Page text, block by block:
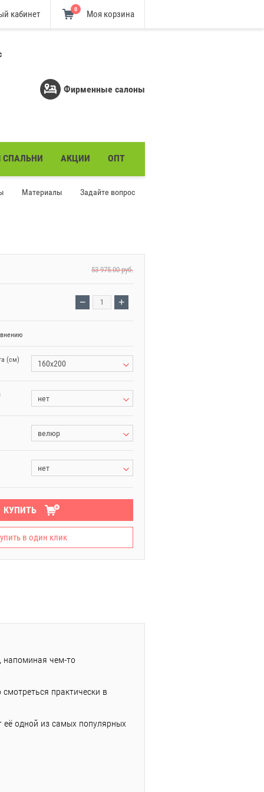
кабинет Моя корзина
0
Фирменные салоны
СПАЛЬНИ АКЦИИ ОПТ
Материалы Задайте вопрос
53 975.00руб.
− +
(см) 160x200
нет
велюр
нет
КУПИТЬ
в один клик
напоминая чем-то
практически в
её одной из самых популярных